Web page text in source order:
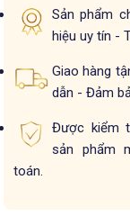
Sản phẩm
hiệu uy tín -
Giao hàng
dẫn - Đảm
Được kiểm
sản phẩm
toán.